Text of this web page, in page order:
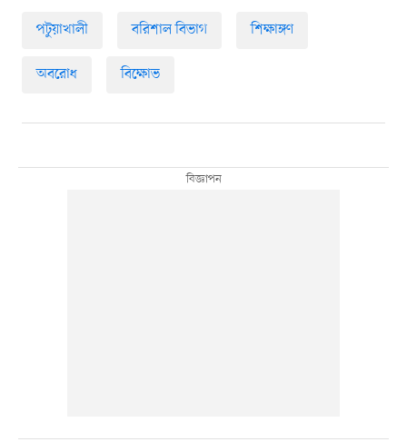
পটুয়াখালী বরিশাল বিভাগ শিক্ষাঙ্গণ
অবরোধ বিক্ষোভ